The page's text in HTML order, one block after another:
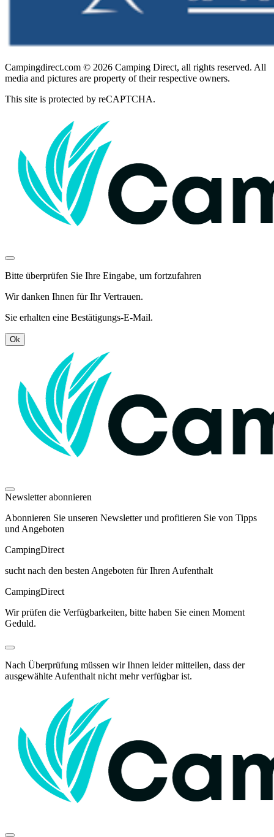
Campingdirect.com © 2026 Camping Direct, all rights reserved. All
media and pictures are property of their respective owners.
This site is protected by reCAPTCHA.
Bitte überprüfen Sie Ihre Eingabe, um fortzufahren
Wir danken Ihnen für Ihr Vertrauen.
Sie erhalten eine Bestätigungs-E-Mail.
Ok
Newsletter abonnieren
Abonnieren Sie unseren Newsletter und profitieren Sie von Tipps
und Angeboten
CampingDirect
sucht nach den besten Angeboten für Ihren Aufenthalt
CampingDirect
Wir prüfen die Verfügbarkeiten, bitte haben Sie einen Moment
Geduld.
Nach Überprüfung müssen wir Ihnen leider mitteilen, dass der
ausgewählte Aufenthalt nicht mehr verfügbar ist.